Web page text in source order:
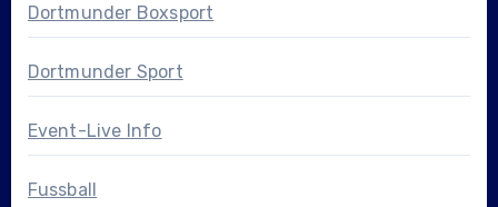
Dortmunder Boxsport
Dortmunder Sport
Event-Live Info
Fussball